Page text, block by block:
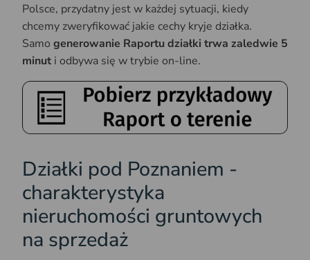
Polsce, przydatny jest w każdej sytuacji, kiedy
chcemy zweryfikować jakie cechy kryje działka.
Samo generowanie Raportu działki trwa zaledwie 5
minut i odbywa się w trybie on-line.
Działki pod Poznaniem -
charakterystyka
nieruchomości gruntowych
na sprzedaż